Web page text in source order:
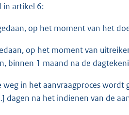
in artikel 6:
op het moment van het
op het moment van
binnen 1 maand na de
weg in het aanvraagproces
dagen na het indienen van de